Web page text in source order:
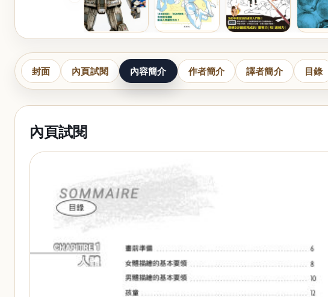
封面 內頁試閱 內容簡介 作者簡介 譯者簡介 目錄
內頁試閱